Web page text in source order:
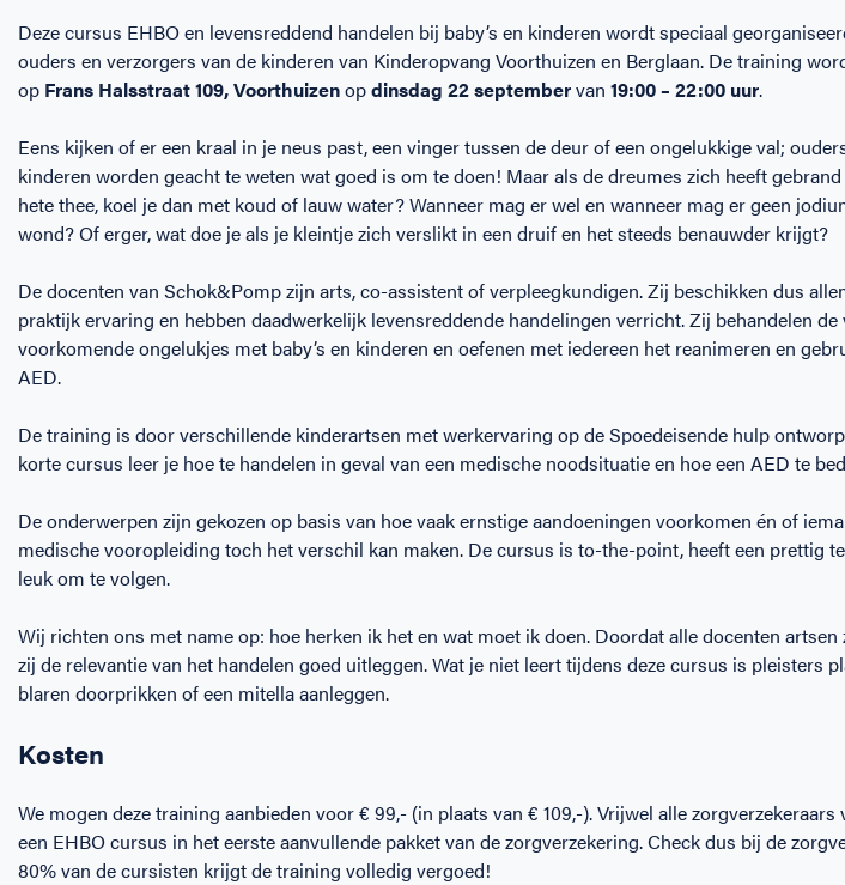
Deze cursus EHBO en levensreddend handelen bij baby’s en kinderen wordt speciaal
ouders en verzorgers van de kinderen van Kinderopvang Voorthuizen en Berglaan. De training
op Frans Halsstraat 109, Voorthuizenopdinsdag 22 septembervan 19:00 – 22:00 uur.
Eens kijken of er een kraal in je neus past, een vinger tussen de deur of een ongelukkige val;
kinderen worden geacht te weten wat goed is om te doen! Maar als de dreumes zich heeft
hete thee, koel je dan met koud of lauw water? Wanneer mag er wel en wanneer mag er geen
wond? Of erger, wat doe je als je kleintje zich verslikt in een druif en het steeds benauwder krijgt?
De docenten van Schok&Pomp zijn arts, co-assistent of verpleegkundigen. Zij beschikken dus
praktijk ervaring en hebben daadwerkelijk levensreddende handelingen verricht. Zij behandelen de
voorkomende ongelukjes met baby’s en kinderen en oefenen met iedereen het reanimeren en
AED.
De training is door verschillende kinderartsen met werkervaring op de Spoedeisende hulp
korte cursus leer je hoe te handelen in geval van een medische noodsituatie en hoe een AED te
De onderwerpen zijn gekozen op basis van hoe vaak ernstige aandoeningen voorkomen én of
medische vooropleiding toch het verschil kan maken. De cursus is to-the-point, heeft een prettig
leuk om te volgen.
Wij richten ons met name op: hoe herken ik het en wat moet ik doen. Doordat alle docenten artsen
zij de relevantie van het handelen goed uitleggen. Wat je niet leert tijdens deze cursus is pleisters
blaren doorprikken of een mitella aanleggen.
Kosten
We mogen deze training aanbieden voor € 99,- (in plaats van € 109,-). Vrijwel alle zorgverzekeraars
een EHBO cursus in het eerste aanvullende pakket van de zorgverzekering. Check dus bij de
80% van de cursisten krijgt de training volledig vergoed!